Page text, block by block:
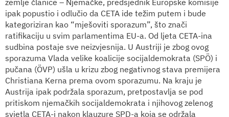
ipak popustio i odlučio da CETA ide težim putem i bude
kategoriziran kao “mješoviti sporazum”, što znači
ratifikaciju u svim parlamentima EU-a. Od ljeta CETA-ina
sudbina postaje sve neizvjesnija. U Austriji je zbog ovog
sporazuma Vlada velike koalicije socijaldemokrata (SPÖ) i
pučana (ÖVP) ušla u krizu zbog negativnog stava premijera
Christiana Kerna prema ovom sporazumu. Na kraju je
Austrija ipak podržala sporazum, pretpostavlja se pod
pritiskom njemačkih socijaldemokrata i njihovog zelenog
svjetla CETA-i nakon klauzure SPD-a koja se održala